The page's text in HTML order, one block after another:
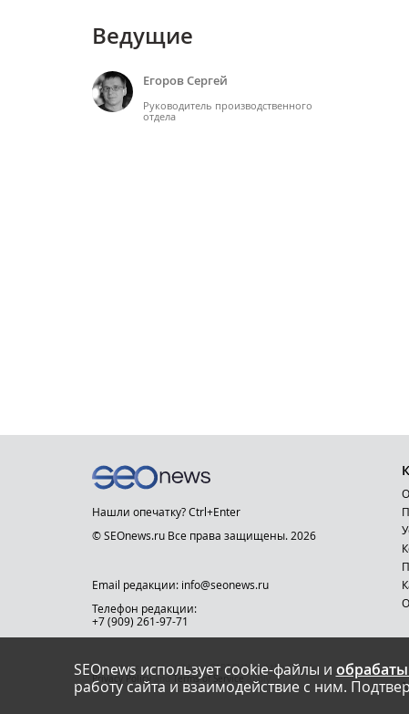
Ведущие
Егоров Сергей
Руководитель производственного
отдела
SEOnews использует cookie-файлы и
работу сайта и взаимодействие с ним.
Нашли опечатку? Ctrl+Enter
© SEOnews.ru Все права защищены. 2026
Email редакции: info@seonews.ru
Телефон редакции:
+7 (909) 261-97-71
This site is protected by reCAPTCHA and the Google
Privacy Policyand Terms of Serviceapply.